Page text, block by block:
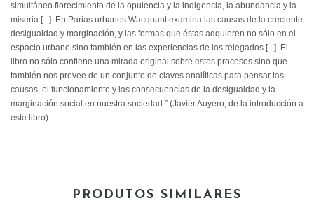
simultáneo florecimiento de la opulencia y la indigencia, la abundancia y la
miseria [...]. En Parias urbanos Wacquant examina las causas de la creciente
desigualdad y marginación, y las formas que éstas adquieren no sólo en el
espacio urbano sino también en las experiencias de los relegados [...]. El
libro no sólo contiene una mirada original sobre estos procesos sino que
también nos provee de un conjunto de claves analíticas para pensar las
causas, el funcionamiento y las consecuencias de la desigualdad y la
marginación social en nuestra sociedad.” (Javier Auyero, de la introducción a
este libro).
PRODUTOS SIMILARES